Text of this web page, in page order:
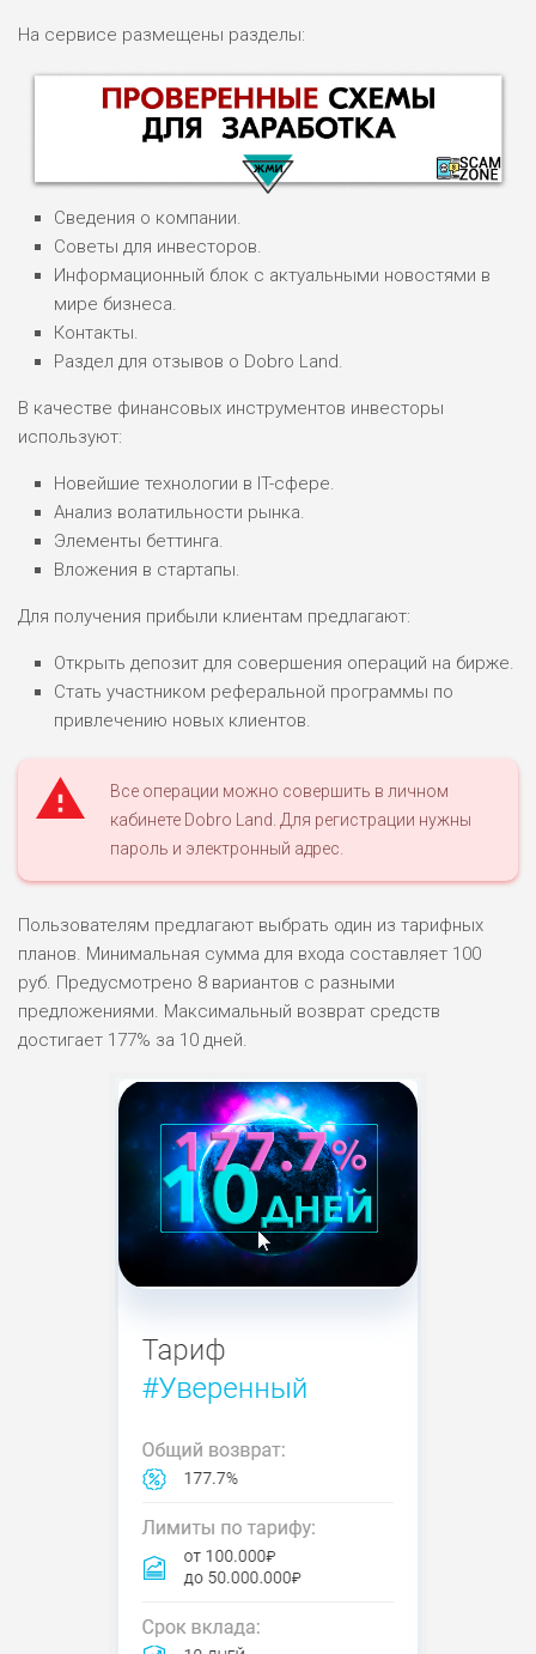
На сервисе размещены разделы:
НАЗВАНИЕ
ВСЕМ
ДОХОД: ВЫСОКИЙ
ДОХОД: ВЫСОКИЙ
БЮДЖЕТ: НИЗКИЙ
РИСКИ: НИЗКИЕ
ДОХОД: НИЗКИЙ
ПОДОЙДЕТ
ВСЕМ
РИСКИ: НИЗКИЕ
ДОХОД: СРЕДНИЙ
БЮДЖЕТ: НИЗКИЙ
Сведения о компании.
Советы для инвесторов.
Информационный блок с актуальными новостями в
мире бизнеса.
Контакты.
Раздел для отзывов о Dobro Land.
В качестве финансовых инструментов инвесторы
используют:
Новейшие технологии в IT-сфере.
Анализ волатильности рынка.
Элементы беттинга.
Вложения в стартапы.
Для получения прибыли клиентам предлагают:
Открыть депозит для совершения операций на бирже.
Стать участником реферальной программы по
привлечению новых клиентов.
Все операции можно совершить в личном
кабинете Dobro Land. Для регистрации нужны
пароль и электронный адрес.
Пользователям предлагают выбрать один из тарифных
планов. Минимальная сумма для входа составляет 100
руб. Предусмотрено 8 вариантов с разными
предложениями. Максимальный возврат средств
достигает 177% за 10 дней.